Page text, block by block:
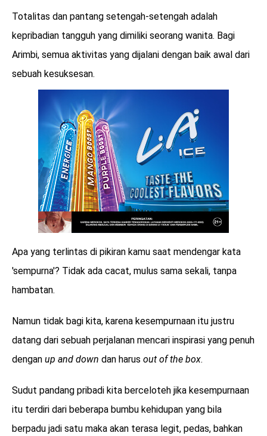
Totalitas dan pantang setengah-setengah adalah
kepribadian tangguh yang dimiliki seorang wanita. Bagi
Arimbi, semua aktivitas yang dijalani dengan baik awal dari
sebuah kesuksesan.
Apa yang terlintas di pikiran kamu saat mendengar kata
'sempurna'? Tidak ada cacat, mulus sama sekali, tanpa
hambatan.
Namun tidak bagi kita, karena kesempurnaan itu justru
datang dari sebuah perjalanan mencari inspirasi yang penuh
dengan up and down dan harus out of the box.
Sudut pandang pribadi kita berceloteh jika kesempurnaan
itu terdiri dari beberapa bumbu kehidupan yang bila
berpadu jadi satu maka akan terasa legit, pedas, bahkan